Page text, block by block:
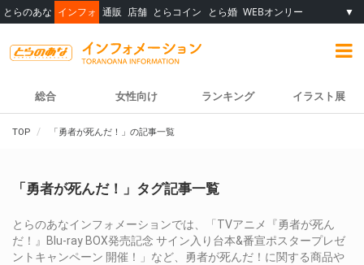
とらのあな インフォ 通販 店舗 とらコイン とら婚 WEBオンリー ▼
総合 女性向け ランキング イラスト展
TOP 「勇者が死んだ！」の記事一覧
「勇者が死んだ！」タグ記事一覧
とらのあなインフォメーションでは、「TVアニメ『勇者が死ん
だ！』Blu-ray BOX発売記念 サイン入り台本&番宣ポスタープレゼ
ントキャンペーン 開催！」など、勇者が死んだ！に関する商品や